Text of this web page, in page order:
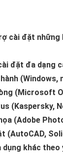
cài đặt những
đặt đa dạng
(Windows,
(Microsoft
(Kaspersky,
(Adobe
(AutoCAD,
dụng khác theo